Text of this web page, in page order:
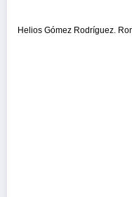
Helios Gómez Rodríguez.